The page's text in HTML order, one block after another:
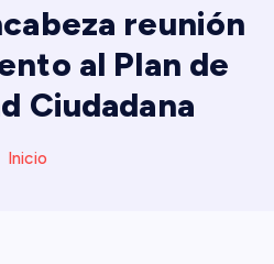
reunión
al Plan de
Ciudadana
Inicio